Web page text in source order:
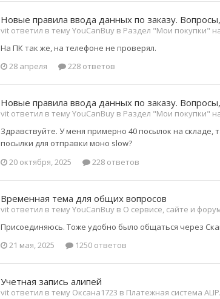
Новые правила ввода данных по заказу.
vit ответил в тему YouCanBuy в Раздел "Мои покупки"
На ПК так же, на телефоне не проверял.
28 апреля
228 ответов
Новые правила ввода данных по заказу.
vit ответил в тему YouCanBuy в Раздел "Мои покупки"
Здравствуйте. У меня примерно 40 посылок на
посылки для отправки моно slow?
20 октября, 2025
228 ответов
Временная тема для общих вопросов
vit ответил в тему YouCanBuy в О сервисе, сайте и
Присоединяюсь. Тоже удобно было общаться через
21 мая, 2025
1250 ответов
Учетная запись алипей
vit ответил в тему Оксана1723 в Платежная система